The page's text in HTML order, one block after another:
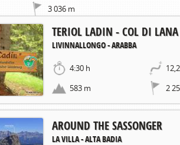
3 036 m
TERIOL LADIN - COL DI LANA
LIVINNALLONGO - ARABBA
4:30 h
583 m
2
AROUND THE SASSONGER
LA VILLA - ALTA BADIA